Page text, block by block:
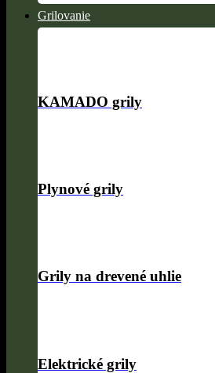
Grilovanie
KAMADO grily
Plynové grily
Grily na drevené uhlie
Elektrické grily